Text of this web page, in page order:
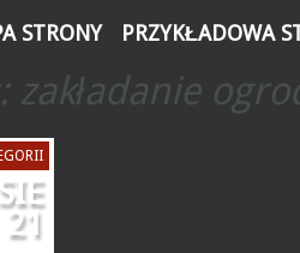
STRONY PRZYKŁADOWA
zakładanie
SIE
21